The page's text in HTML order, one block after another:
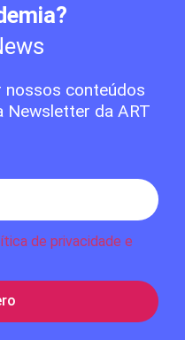
nossos conteúdos
Newsletter da ART
de privacidade e